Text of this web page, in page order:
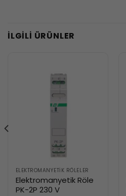
İLGILI ÜRÜNLER
ELEKTROMANYETIK RÖLELER
Elektromanyetik Röle
PK-2P 230 V